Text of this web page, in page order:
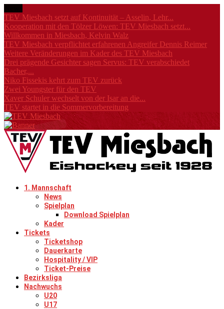
TEV Miesbach setzt auf Kontinuität – Asselin, Lehr...
Kooperation mit den Tölzer Löwen: TEV Miesbach setzt...
Willkommen in Miesbach, Kelvin Walz
TEV Miesbach verpflichtet erfahrenen Angreifer Dennis Reimer
Weitere Veränderungen im Kader des TEV Miesbach
Drei prägende Gesichter sagen Servus: TEV verabschiedet
Bacher,...
Niko Fissekis kehrt zum TEV zurück
Zwei Youngster für den TEV
Xaver Schuler wechselt von der Isar an die...
TEV startet in die Sommervorbereitung
1. Mannschaft
News
Spielplan
Download Spielplan
Kader
Tickets
Ticketshop
Dauerkarte
Hospitality / VIP
Ticket-Preise
Bezirksliga
Nachwuchs
U20
U17